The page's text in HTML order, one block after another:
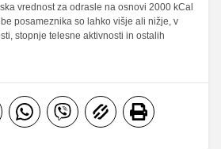
12.9 g 13.96 % 18.43 %
1.5 g 4.56 %
6 %
18.8 g
vrednost za odrasle na osnovi 2000 kCal
posameznika so lahko višje ali nižje, v
stopnje telesne aktivnosti in ostalih